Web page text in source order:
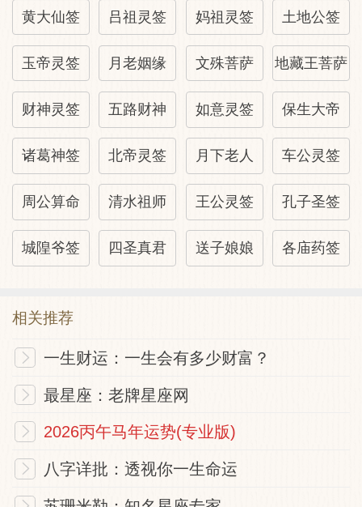
黄大仙签 吕祖灵签 妈祖灵签 土地公签
玉帝灵签 月老姻缘 文殊菩萨 地藏王菩萨
财神灵签 五路财神 如意灵签 保生大帝
诸葛神签 北帝灵签 月下老人 车公灵签
周公算命 清水祖师 王公灵签 孔子圣签
城隍爷签 四圣真君 送子娘娘 各庙药签
相关推荐
一生财运：一生会有多少财富？
最星座：老牌星座网
2026丙午马年运势(专业版)
八字详批：透视你一生命运